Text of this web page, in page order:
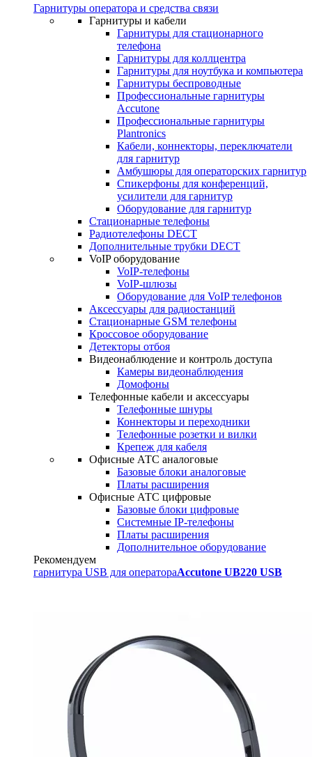
Гарнитуры оператора и средства связи
Гарнитуры и кабели
Гарнитуры для стационарного
телефона
Гарнитуры для коллцентра
Гарнитуры для ноутбука и компьютера
Гарнитуры беспроводные
Профессиональные гарнитуры
Accutone
Профессиональные гарнитуры
Plantronics
Кабели, коннекторы, переключатели
для гарнитур
Амбушюры для операторских гарнитур
Cпикерфоны для конференций,
усилители для гарнитур
Оборудование для гарнитур
Стационарные телефоны
Радиотелефоны DECT
Дополнительные трубки DECT
VoIP оборудование
VoIP-телефоны
VoIP-шлюзы
Оборудование для VoIP телефонов
Аксессуары для радиостанций
Стационарные GSM телефоны
Кроссовое оборудование
Детекторы отбоя
Видеонаблюдение и контроль доступа
Камеры видеонаблюдения
Домофоны
Телефонные кабели и аксессуары
Телефонные шнуры
Коннекторы и переходники
Телефонные розетки и вилки
Крепеж для кабеля
Офисные АТС аналоговые
Базовые блоки аналоговые
Платы расширения
Офисные АТС цифровые
Базовые блоки цифровые
Системные IP-телефоны
Платы расширения
Дополнительное оборудование
Рекомендуем
гарнитура USB для оператораAccutone UB220 USB